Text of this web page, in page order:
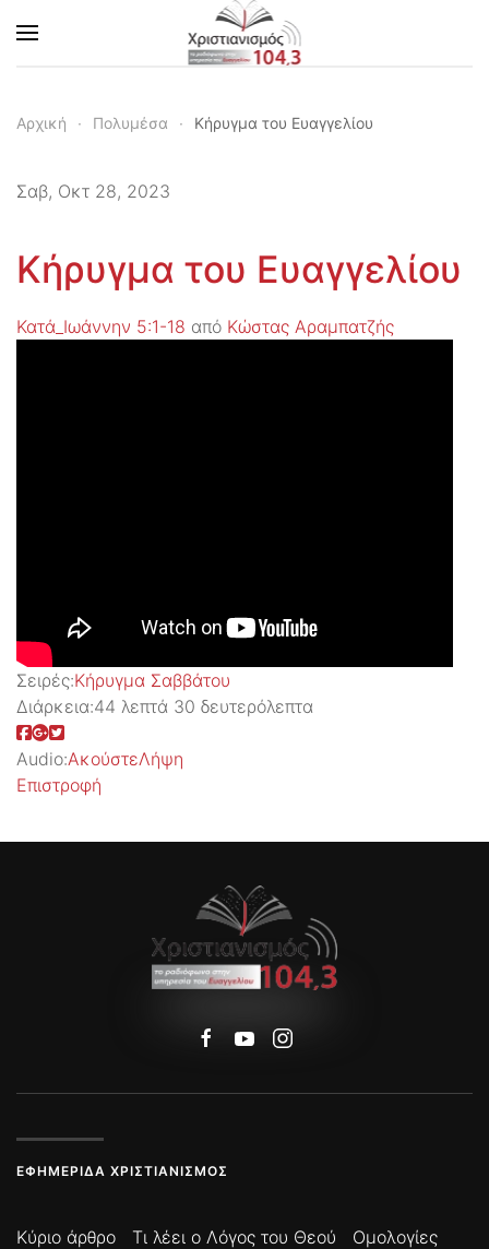
Skip to main content
Αρχική Πολυμέσα Κήρυγμα του Ευαγγελίου
Σαβ, Οκτ 28, 2023
Κήρυγμα του Ευαγγελίου
Κατά_Ιωάννην 5:1-18 από Κώστας Αραμπατζής
Σειρές:Kήρυγμα Σαββάτου
Διάρκεια:44 λεπτά 30 δευτερόλεπτα
Audio:ΑκούστεΛήψη
Επιστροφή
ΕΦΗΜΕΡΊΔΑ ΧΡΙΣΤΙΑΝΙΣΜΌΣ
Κύριο άρθρο Τι λέει ο Λόγος του Θεού
Ομολογίες